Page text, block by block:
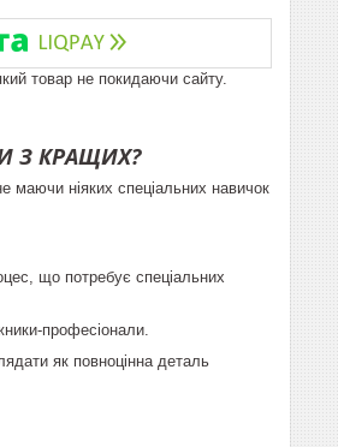
товар не покидаючи сайту.
З КРАЩИХ?
ніяких спеціальних навичок
що потребує спеціальних
професіонали.
як повноцінна деталь